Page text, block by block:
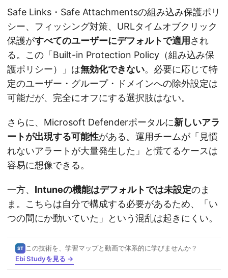
Safe Links・Safe Attachmentsの組み込み保護ポリ
シー、フィッシング対策、URLタイムオブクリック
保護がすべてのユーザーにデフォルトで適用 され
る。この「Built-in Protection Policy（組み込み保
護ポリシー）」は無効化できない。必要に応じて特
定のユーザー・グループ・ドメインへの除外設定は
可能だが、完全にオフにする選択肢はない。
さらに、Microsoft Defenderポータルに新しいアラ
ートが出現する可能性がある。運用チームが「見慣
れないアラートが大量発生した」と慌てるケースは
容易に想像できる。
一方、 Intuneの機能はデフォルトでは未設定のま
ま。こちらは自分で構成する必要があるため、「い
つの間にか動いていた」という混乱は起きにくい。
ST この技術を、学習マップと動画で体系的に学びませんか？
Ebi Studyを見る →